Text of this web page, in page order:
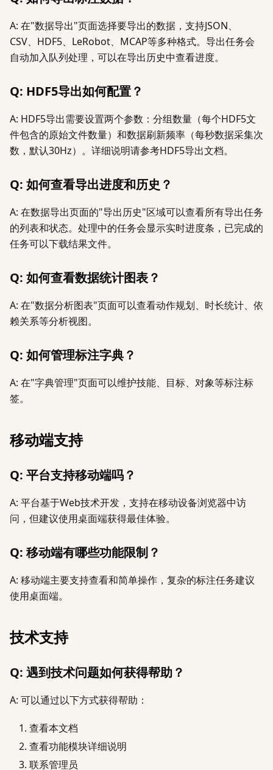
A: 在"数据导出"页面选择要导出的数据，支持JSON、
CSV、HDF5、LeRobot、MCAP等多种格式。导出任务会
自动加入队列处理，可以在导出历史中查看进度。
Q: HDF5导出如何配置？
A: HDF5导出需要设置两个参数：分组数量（每个HDF5文
件包含的原始文件数量）和数据刷新频率（每秒数据采集次
数，默认30Hz）。详细说明请参考HDF5导出文档。
Q: 如何查看导出进度和历史？
A: 在数据导出页面的"导出历史"区域可以查看所有导出任务
的列表和状态。处理中的任务会显示实时进度条，已完成的
任务可以下载结果文件。
Q: 如何查看数据统计图表？
A: 在"数据分析图表"页面可以查看动作规划、时长统计、依
赖关系等分析视图。
Q: 如何管理标注字典？
A: 在"字典管理"页面可以维护技能、目标、对象等标注标
签。
移动端支持
Q: 平台支持移动端吗？
A: 平台基于Web技术开发，支持在移动设备浏览器中访
问，但建议使用桌面端获得最佳体验。
Q: 移动端有哪些功能限制？
A: 移动端主要支持查看和简单操作，复杂的标注任务建议
使用桌面端。
技术支持
Q: 遇到技术问题如何获得帮助？
A: 可以通过以下方式获得帮助：
查看本文档
查看功能模块详细说明
联系管理员